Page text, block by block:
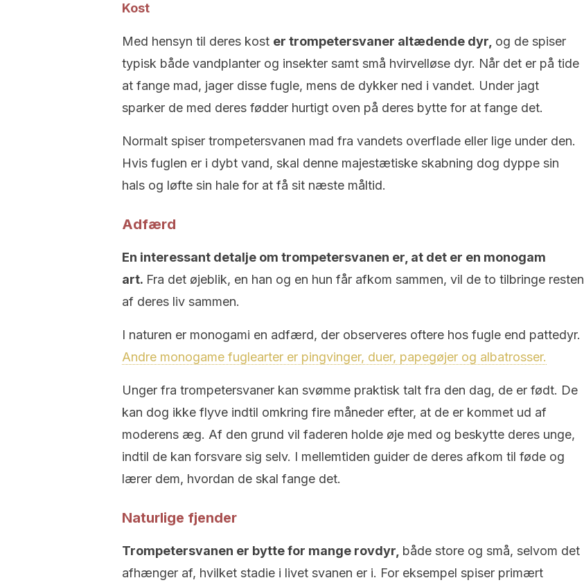
Kost
Med hensyn til deres kost er trompetersvaner altædende dyr, og de spiser
typisk både vandplanter og insekter samt små hvirvelløse dyr. Når det er på tide
at fange mad, jager disse fugle, mens de dykker ned i vandet. Under jagt
sparker de med deres fødder hurtigt oven på deres bytte for at fange det.
Normalt spiser trompetersvanen mad fra vandets overflade eller lige under den.
Hvis fuglen er i dybt vand, skal denne majestætiske skabning dog dyppe sin
hals og løfte sin hale for at få sit næste måltid.
Adfærd
En interessant detalje om trompetersvanen er, at det er en monogam
art. Fra det øjeblik, en han og en hun får afkom sammen, vil de to tilbringe resten
af deres liv sammen.
I naturen er monogami en adfærd, der observeres oftere hos fugle end pattedyr.
Andre monogame fuglearter er pingvinger, duer, papegøjer og albatrosser.
Unger fra trompetersvaner kan svømme praktisk talt fra den dag, de er født. De
kan dog ikke flyve indtil omkring fire måneder efter, at de er kommet ud af
moderens æg. Af den grund vil faderen holde øje med og beskytte deres unge,
indtil de kan forsvare sig selv. I mellemtiden guider de deres afkom til føde og
lærer dem, hvordan de skal fange det.
Naturlige fjender
Trompetersvanen er bytte for mange rovdyr, både store og små, selvom det
afhænger af, hvilket stadie i livet svanen er i. For eksempel spiser primært